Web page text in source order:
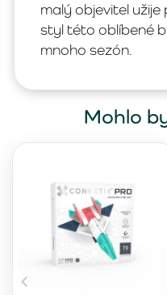
malý objevitel
styl této oblíbené
mnoho sezón.
Mohlo